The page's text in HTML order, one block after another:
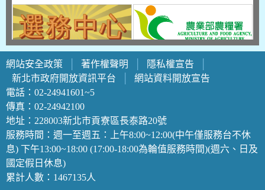
網站安全政策 著作權聲明 隱私權宣告
新北市政府開放資訊平台
網站資料開放宣告
電話：02-24941601~5
傳真：02-24942100
地址：228003新北市貢寮區長泰路20號
服務時間：週一至週五：上午8:00~12:00(中午僅服務台不休
息) 下午13:00~18:00 (17:00-18:00為輪值服務時間)(週六、日及
國定假日休息)
累計人數：1467135人